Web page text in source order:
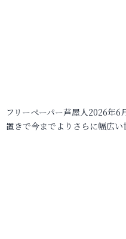
フリーペーパー芦屋人2026年
置きで今までよりさらに幅広